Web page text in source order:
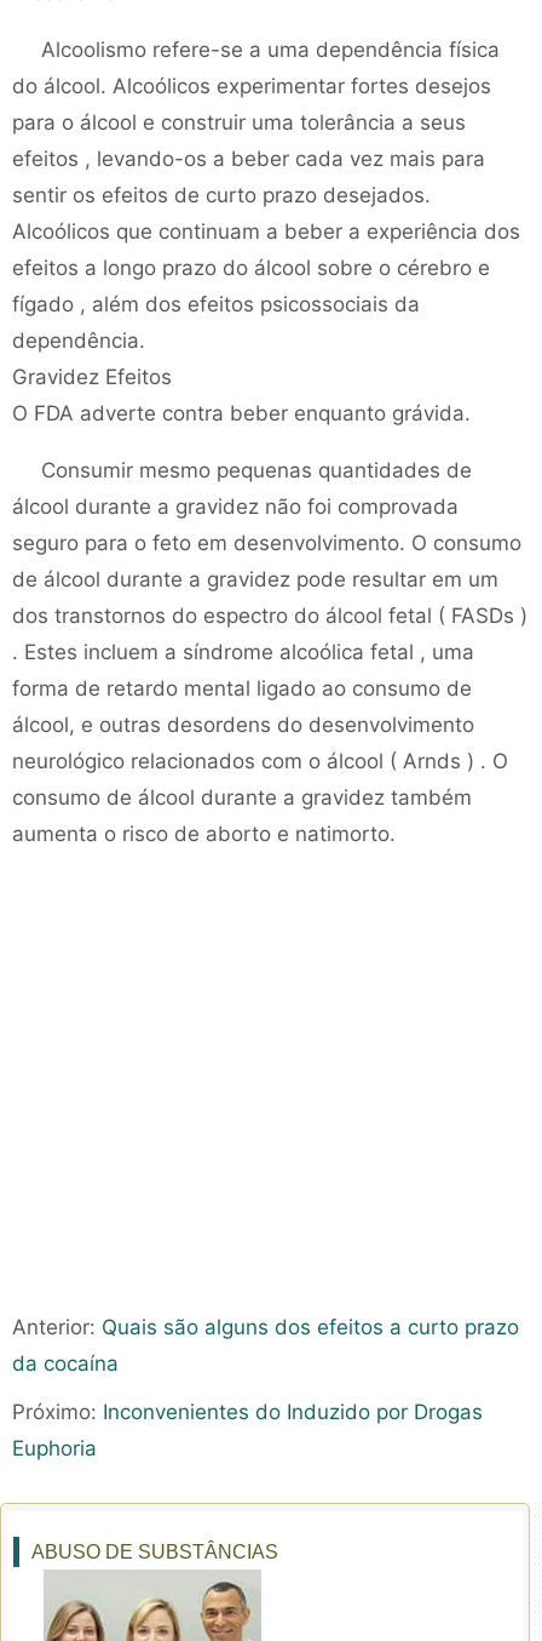
Alcoolismo refere-se a uma dependência física
do álcool. Alcoólicos experimentar fortes desejos
para o álcool e construir uma tolerância a seus
efeitos , levando-os a beber cada vez mais para
sentir os efeitos de curto prazo desejados.
Alcoólicos que continuam a beber a experiência dos
efeitos a longo prazo do álcool sobre o cérebro e
fígado , além dos efeitos psicossociais da
dependência.
Gravidez Efeitos
O FDA adverte contra beber enquanto grávida.
Consumir mesmo pequenas quantidades de
álcool durante a gravidez não foi comprovada
seguro para o feto em desenvolvimento. O consumo
de álcool durante a gravidez pode resultar em um
dos transtornos do espectro do álcool fetal ( FASDs )
. Estes incluem a síndrome alcoólica fetal , uma
forma de retardo mental ligado ao consumo de
álcool, e outras desordens do desenvolvimento
neurológico relacionados com o álcool ( Arnds ) . O
consumo de álcool durante a gravidez também
aumenta o risco de aborto e natimorto.
Anterior: Quais são alguns dos efeitos a curto prazo
da cocaína
Próximo: Inconvenientes do Induzido por Drogas
Euphoria
ABUSO DE SUBSTÂNCIAS